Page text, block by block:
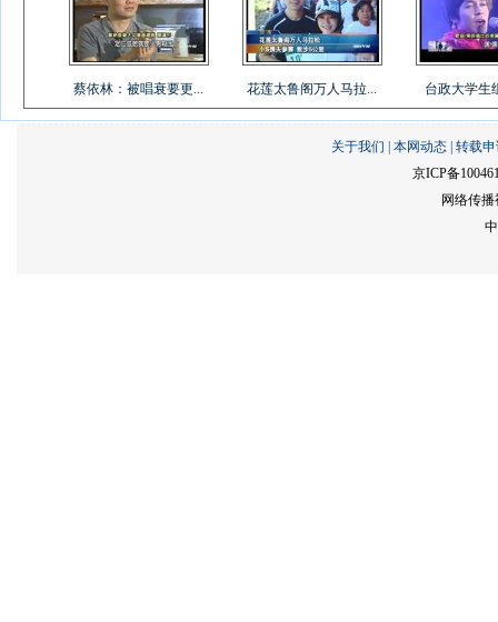
蔡依林：被唱衰要更... 花莲太鲁阁万人马拉... 台政大学生
关于我们 本网动态 转载
京ICP备
网络传